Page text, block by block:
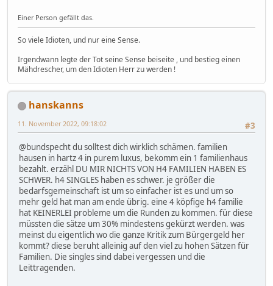
Einer Person gefällt das.
So viele Idioten, und nur eine Sense.
Irgendwann legte der Tot seine Sense beiseite , und bestieg einen
Mähdrescher, um den Idioten Herr zu werden !
hanskanns
#3
11. November 2022, 09:18:02
@bundspecht du solltest dich wirklich schämen. familien
hausen in hartz 4 in purem luxus, bekomm ein 1 familienhaus
bezahlt. erzähl DU MIR NICHTS VON H4 FAMILIEN HABEN ES
SCHWER. h4 SINGLES haben es schwer. je größer die
bedarfsgemeinschaft ist um so einfacher ist es und um so
mehr geld hat man am ende übrig. eine 4 köpfige h4 familie
hat KEINERLEI probleme um die Runden zu kommen. für diese
müssten die sätze um 30% mindestens gekürzt werden. was
meinst du eigentlich wo die ganze Kritik zum Bürgergeld her
kommt? diese beruht alleinig auf den viel zu hohen Sätzen für
Familien. Die singles sind dabei vergessen und die
Leittragenden.